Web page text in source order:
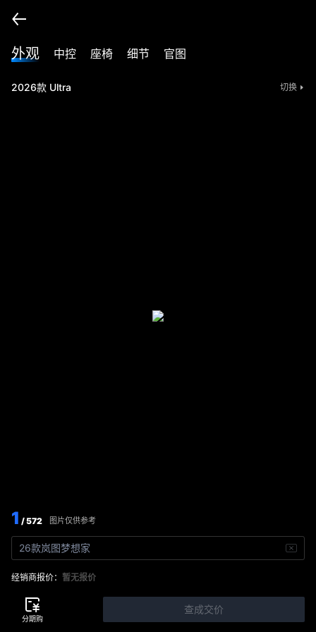
外观 中控 座椅 细节 官图
2026款 Ultra 切换
1 / 572 图片仅供参考
26款岚图梦想家
经销商报价： 暂无报价
查成交价